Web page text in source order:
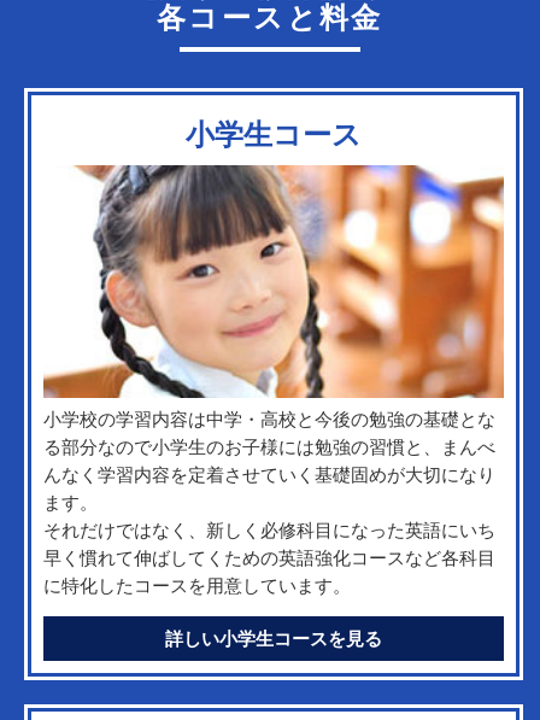
各コースと料金
小学生コース
小学校の学習内容は中学・高校と今後の勉強の基礎とな
る部分なので小学生のお子様には勉強の習慣と、まんべ
んなく学習内容を定着させていく基礎固めが大切になり
ます。
それだけではなく、新しく必修科目になった英語にいち
早く慣れて伸ばしてくための英語強化コースなど各科目
に特化したコースを用意しています。
詳しい小学生コースを見る